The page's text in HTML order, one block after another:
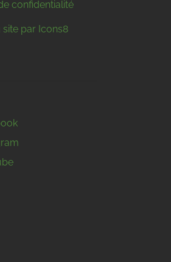
confidentialité
site par Icons8